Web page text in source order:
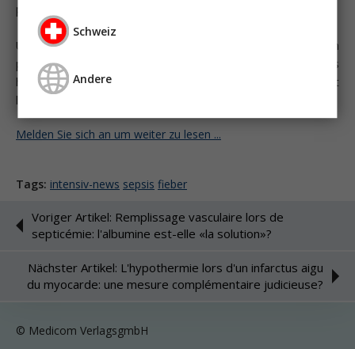
population de patients présente) en sont atteints.
Une baisse thérapeutique de la température du corps en
présence d'hyperthermies «pathologiques», de syndromes
hyperpyrétiques ou de diverses maladies neurologiques est
largement acceptée.
Melden Sie sich an um weiter zu lesen ...
Tags: intensiv-news sepsis fieber
Voriger Artikel: Remplissage vasculaire lors de
septicémie: l'albumine est-elle «la solution»?
Nächster Artikel: L'hypothermie lors d'un infarctus aigu
du myocarde: une mesure complémentaire judicieuse?
© Medicom VerlagsgmbH
Schweiz
Andere